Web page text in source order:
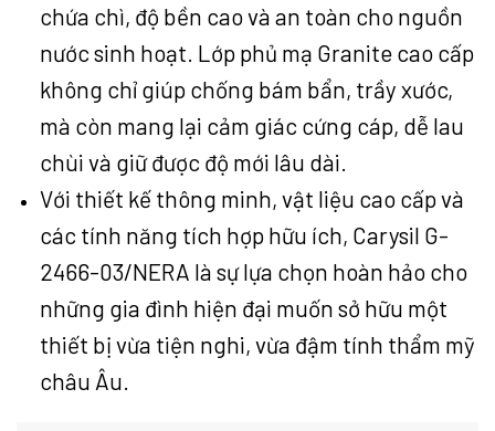
chứa chì, độ bền cao và an toàn cho nguồn
nước sinh hoạt. Lớp phủ mạ Granite cao cấp
không chỉ giúp chống bám bẩn, trầy xước,
mà còn mang lại cảm giác cứng cáp, dễ lau
chùi và giữ được độ mới lâu dài.
Với thiết kế thông minh, vật liệu cao cấp và
các tính năng tích hợp hữu ích, Carysil G-
2466-03/NERA là sự lựa chọn hoàn hảo cho
những gia đình hiện đại muốn sở hữu một
thiết bị vừa tiện nghi, vừa đậm tính thẩm mỹ
châu Âu.